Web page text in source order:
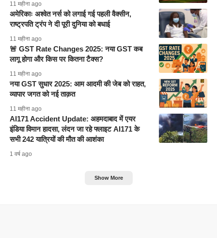
11 महीना ago
अमेरिकाः अश्वेत नर्स को लगाई गई पहली वैक्सीन,
राष्ट्रपति ट्रंप ने दी पूरी दुनिया को बधाई
11 महीना ago
🚨 GST Rate Changes 2025: नया GST कब
लागू होगा और किस पर कितना टैक्स?
11 महीना ago
नया GST सुधार 2025: आम आदमी की जेब को राहत,
व्यापार जगत को नई ताक़त
11 महीना ago
AI171 Accident Update: अहमदाबाद में एयर
इंडिया विमान हादसा, लंदन जा रहे फ्लाइट AI171 के
सभी 242 यात्रियों की मौत की आशंका
1 वर्ष ago
Show More